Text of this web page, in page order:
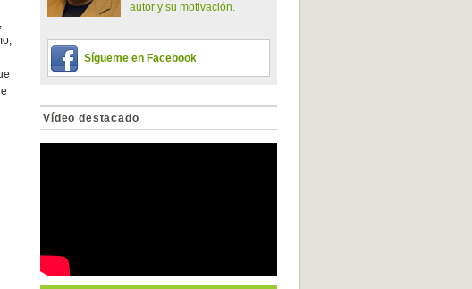
autor y su motivación.
Sígueme en Facebook
Vídeo destacado